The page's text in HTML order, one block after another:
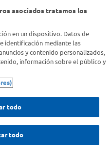
asociados tratamos los
en un dispositivo. Datos de
identificación mediante las
y contenido personalizados,
información sobre el público y
todo
todo